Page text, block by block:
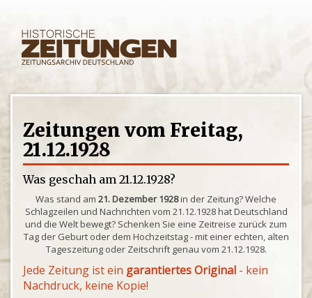
Zeitungen vom Freitag,
21.12.1928
Was geschah am 21.12.1928?
Was stand am 21. Dezember 1928in der Zeitung? Welche
Schlagzeilen und Nachrichten vom 21.12.1928 hat Deutschland
und die Welt bewegt? Schenken Sie eine Zeitreise zurück zum
Tag der Geburt oder dem Hochzeitstag - mit einer echten, alten
Tageszeitung oder Zeitschrift genau vom 21.12.1928.
Jede Zeitung ist ein garantiertes Original - kein
Nachdruck, keine Kopie!